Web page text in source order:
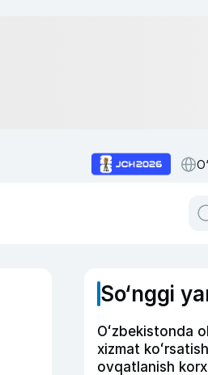
So‘nggi
Oʻzbekistonda
xizmat
ovqatlanish